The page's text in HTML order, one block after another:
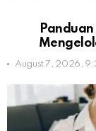
August 7, 2026,